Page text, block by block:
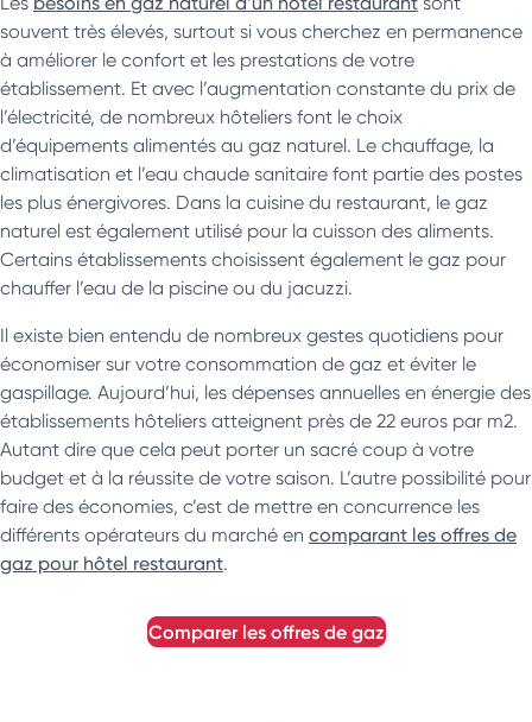
souvent très élevés, surtout si vous cherchez en permanence
à améliorer le confort et les prestations de votre
établissement. Et avec l’augmentation constante du prix de
l’électricité, de nombreux hôteliers font le choix
d’équipements alimentés au gaz naturel. Le chauffage, la
climatisation et l’eau chaude sanitaire font partie des postes
les plus énergivores. Dans la cuisine du restaurant, le gaz
naturel est également utilisé pour la cuisson des aliments.
Certains établissements choisissent également le gaz pour
chauffer l’eau de la piscine ou du jacuzzi.
Il existe bien entendu de nombreux gestes quotidiens pour
économiser sur votre consommation de gaz et éviter le
gaspillage. Aujourd’hui, les dépenses annuelles en énergie des
établissements hôteliers atteignent près de 22 euros par m2.
Autant dire que cela peut porter un sacré coup à votre
budget et à la réussite de votre saison. L’autre possibilité pour
faire des économies, c’est de mettre en concurrence les
différents opérateurs du marché en comparant les offres de
gaz pour hôtel restaurant.
comparer les offres de gaz